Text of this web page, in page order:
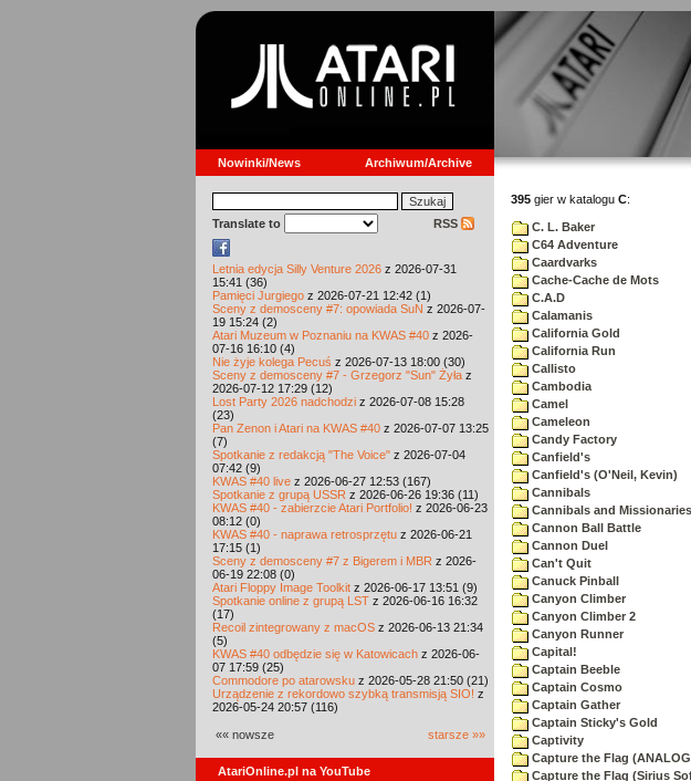
Nowinki/News Archiwum/Archive
Translate to RSS
Letnia edycja Silly Venture 2026 z 2026-07-31
15:41 (36)
Pamięci Jurgiego z 2026-07-21 12:42 (1)
Sceny z demosceny #7: opowiada SuN z 2026-07-
19 15:24 (2)
Atari Muzeum w Poznaniu na KWAS #40 z 2026-
07-16 16:10 (4)
Nie żyje kolega Pecuś z 2026-07-13 18:00 (30)
Sceny z demosceny #7 - Grzegorz "Sun" Żyła z
2026-07-12 17:29 (12)
Lost Party 2026 nadchodzi z 2026-07-08 15:28
(23)
Pan Zenon i Atari na KWAS #40 z 2026-07-07 13:25
(7)
Spotkanie z redakcją "The Voice" z 2026-07-04
07:42 (9)
KWAS #40 live z 2026-06-27 12:53 (167)
Spotkanie z grupą USSR z 2026-06-26 19:36 (11)
KWAS #40 - zabierzcie Atari Portfolio! z 2026-06-23
08:12 (0)
KWAS #40 - naprawa retrosprzętu z 2026-06-21
17:15 (1)
Sceny z demosceny #7 z Bigerem i MBR z 2026-
06-19 22:08 (0)
Atari Floppy Image Toolkit z 2026-06-17 13:51 (9)
Spotkanie online z grupą LST z 2026-06-16 16:32
(17)
Recoil zintegrowany z macOS z 2026-06-13 21:34
(5)
KWAS #40 odbędzie się w Katowicach z 2026-06-
07 17:59 (25)
Commodore po atarowsku z 2026-05-28 21:50 (21)
Urządzenie z rekordowo szybką transmisją SIO! z
2026-05-24 20:57 (116)
«« nowsze starsze »»
AtariOnline.pl na YouTube
395 gier w katalogu C:
C. L. Baker
C64 Adventure
Caardvarks
Cache-Cache de Mots
C.A.D
Calamanis
California Gold
California Run
Callisto
Cambodia
Camel
Cameleon
Candy Factory
Canfield's
Canfield's (O'Neil, Kevin)
Cannibals
Cannibals and Missionaries
Cannon Ball Battle
Cannon Duel
Can't Quit
Canuck Pinball
Canyon Climber
Canyon Climber 2
Canyon Runner
Capital!
Captain Beeble
Captain Cosmo
Captain Gather
Captain Sticky's Gold
Captivity
Capture the Flag
Capture the Flag (Sirius